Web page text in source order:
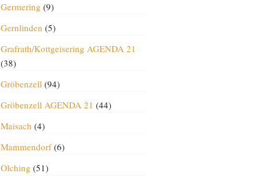
Germering (9)
Gernlinden (5)
Grafrath/Kottgeisering AGENDA 21
(38)
Gröbenzell(94)
Gröbenzell AGENDA 21 (44)
Maisach (4)
Mammendorf(6)
Olching (51)